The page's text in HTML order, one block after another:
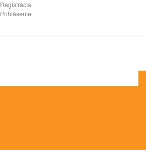
Registrácia
Prihlásenie